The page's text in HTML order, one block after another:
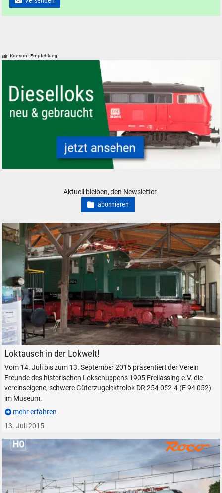
Konsum-Empfehlung
Aktuell bleiben, den Newsletter
abonnieren
Elektrolok DR 254 052-4 (E 94) des Lokschuppen-Vereins, am 13.
Loktausch in der Lokwelt!
Vom 14. Juli bis zum 13. September 2015 präsentiert der Verein
Freunde des historischen Lokschuppens 1905 Freilassing e.V. die
vereinseigene, schwere Güterzugelektrolok DR 254 052-4 (E 94 052)
im Museum.
mehr erfahren
13. Juli 2015